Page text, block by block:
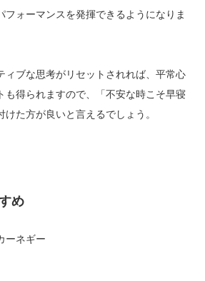
フォーマンスを発揮できるようになりま
ィブな思考がリセットされれば、平常心
も得られますので、「不安な時こそ早寝
た方が良いと言えるでしょう。
め
ーネギー